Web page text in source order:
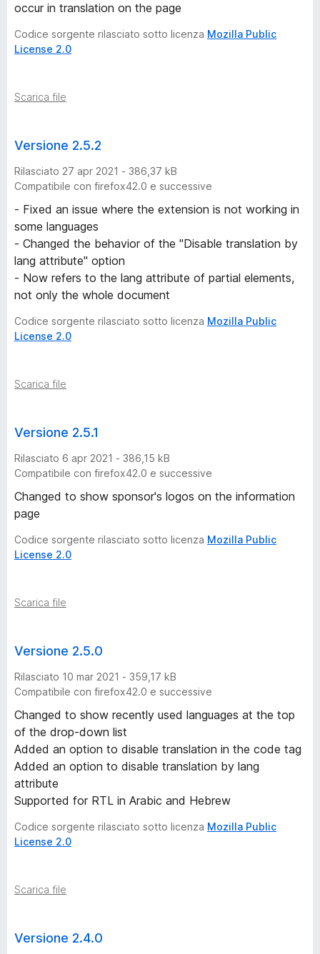
occur in translation on the page
Codice sorgente rilasciato sotto licenza Mozilla Public
License 2.0
Scarica file
Versione 2.5.2
Rilasciato 27 apr 2021 - 386,37 kB
Compatibile con firefox42.0 e successive
- Fixed an issue where the extension is not working in
some languages
- Changed the behavior of the "Disable translation by
lang attribute" option
- Now refers to the lang attribute of partial elements,
not only the whole document
Codice sorgente rilasciato sotto licenza Mozilla Public
License 2.0
Scarica file
Versione 2.5.1
Rilasciato 6 apr 2021 - 386,15 kB
Compatibile con firefox42.0 e successive
Changed to show sponsor's logos on the information
page
Codice sorgente rilasciato sotto licenza Mozilla Public
License 2.0
Scarica file
Versione 2.5.0
Rilasciato 10 mar 2021 - 359,17 kB
Compatibile con firefox42.0 e successive
Changed to show recently used languages at the top
of the drop-down list
Added an option to disable translation in the code tag
Added an option to disable translation by lang
attribute
Supported for RTL in Arabic and Hebrew
Codice sorgente rilasciato sotto licenza Mozilla Public
License 2.0
Scarica file
Versione 2.4.0